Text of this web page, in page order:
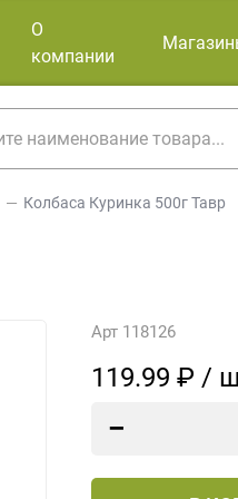
О
компании
Колбаса Куринка 500г Тавр
Арт 118126
119.99 ₽ /